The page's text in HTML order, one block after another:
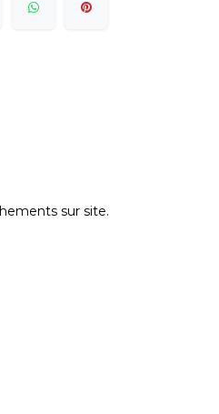
sur site.